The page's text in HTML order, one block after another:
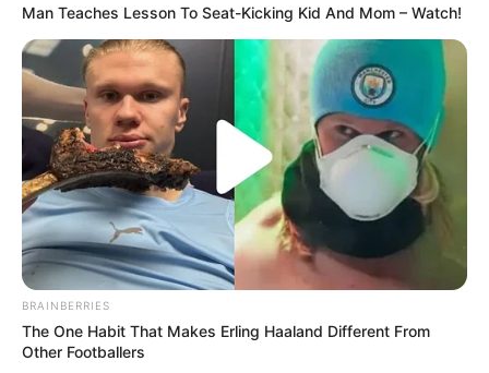
Man Teaches Lesson To Seat-Kicking Kid And Mom – Watch!
BRAINBERRIES
The One Habit That Makes Erling Haaland Different From
Other Footballers